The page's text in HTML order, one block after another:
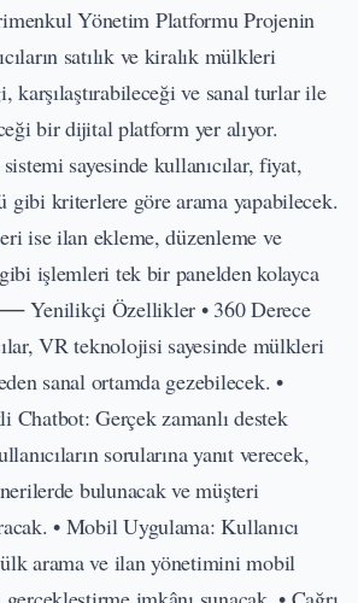
Yönetim Platformu Projenin
satılık ve kiralık mülkleri
karşılaştırabileceği ve sanal turlar ile
bir dijital platform yer alıyor.
sayesinde kullanıcılar, fiyat,
gibi kriterlere göre arama yapabilecek.
ise ilan ekleme, düzenleme ve
işlemleri tek bir panelden kolayca
Özellikler • 360 Derece
VR teknolojisi sayesinde mülkleri
sanal ortamda gezebilecek. •
Chatbot: Gerçek zamanlı destek
sorularına yanıt verecek,
bulunacak ve müşteri
• Mobil Uygulama: Kullanıcı
arama ve ilan yönetimini mobil